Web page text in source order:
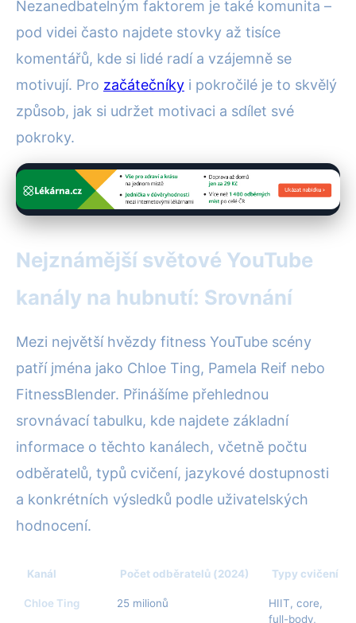
Nezanedbatelným faktorem je také komunita –
pod videi často najdete stovky až tisíce
komentářů, kde si lidé radí a vzájemně se
motivují. Pro začátečníky i pokročilé je to skvělý
způsob, jak si udržet motivaci a sdílet své
pokroky.
Nejznámější světové YouTube
kanály na hubnutí: Srovnání
Mezi největší hvězdy fitness YouTube scény
patří jména jako Chloe Ting, Pamela Reif nebo
FitnessBlender. Přinášíme přehlednou
srovnávací tabulku, kde najdete základní
informace o těchto kanálech, včetně počtu
odběratelů, typů cvičení, jazykové dostupnosti
a konkrétních výsledků podle uživatelských
hodnocení.
Kanál Počet odběratelů (2024) Typy cvičení
Chloe Ting 25 milionů
HIIT, core,
full-body,